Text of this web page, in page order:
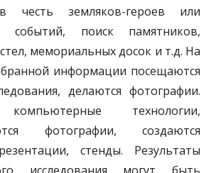
честь земляков-героев или
событий, поиск памятников,
мемориальных досок и т.д. На
информации посещаются
делаются фотографии.
компьютерные технологии,
фотографии, создаются
стенды. Результаты